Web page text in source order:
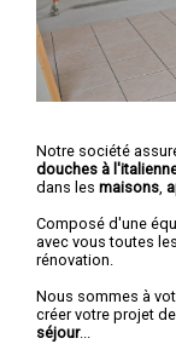
Notre société
douches à
dans les maisons,
Composé d'une
avec vous toutes
rénovation.
Nous sommes à
créer votre projet de
séjour...